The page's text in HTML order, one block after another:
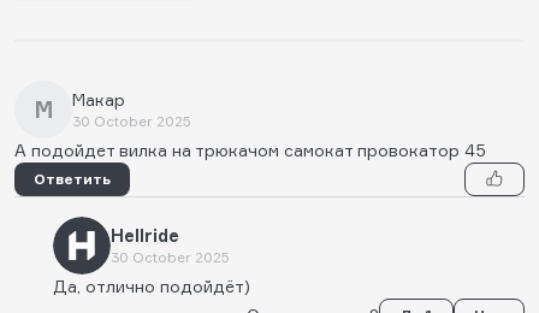
М Макар
30 October 2025
А подойдет вилка на трюкачом самокат провокатор 45
Ответить
Hellride
30 October 2025
Да, отлично подойдёт)